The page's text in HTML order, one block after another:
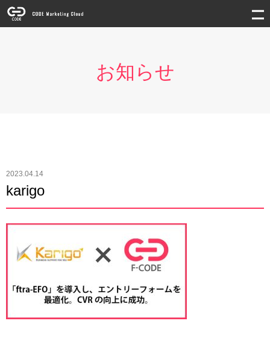
お知らせ
2023.04.14
karigo